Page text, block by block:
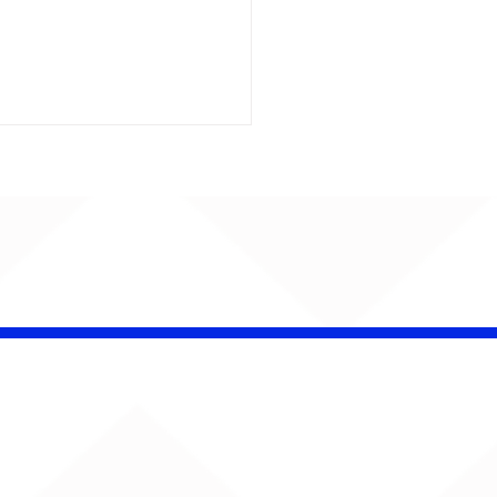
Elias faz da